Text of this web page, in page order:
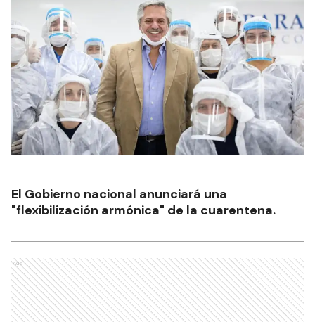
El Gobierno nacional anunciará una
"flexibilización armónica" de la cuarentena.
Ads